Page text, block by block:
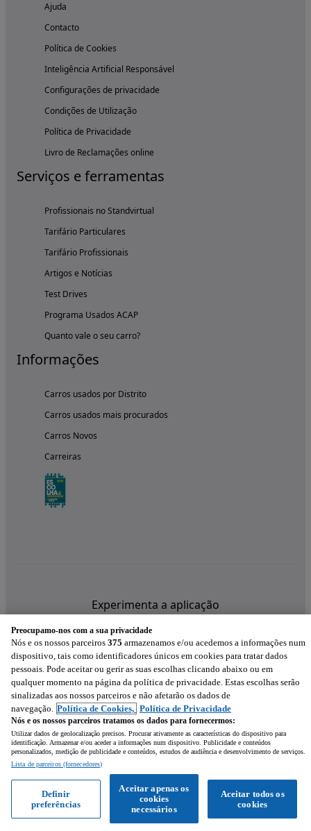
Ligar WhatsApp
Ajuda
Contacto
Política de Cookies
Inteligência Artificial Responsável
Configurações de privacidade
Condições de Utilização
Política de Privacidade
Livro de Reclamações online
Serviços e ferramentas
Profissionais no Standvirtual
Tarifário Particulares
Tarifário Profissionais
Artigos e Notícias
Test Drives
Programa Usados ACAP
Quanto vale o seu carro?
Informações
Carros usados por Distrito
Carros usados mais procurados
Carros Novos
Carreiras
Experimenta a aplicação
Preocupamo-nos com a sua privacidade
Nós e os nossos parceiros 375 armazenamos e/ou acedemos a informações num
dispositivo, tais como identificadores únicos em cookies para tratar dados
pessoais. Pode aceitar ou gerir as suas escolhas clicando abaixo ou em
qualquer momento na página da política de privacidade. Estas escolhas serão
sinalizadas aos nossos parceiros e não afetarão os dados de
navegação. Política de Cookies, Política de Privacidade
Nós e os nossos parceiros tratamos os dados para fornecermos:
Utilizar dados de geolocalização precisos. Procurar ativamente as características do dispositivo para
identificação. Armazenar e/ou aceder a informações num dispositivo. Publicidade e conteúdos
personalizados, medição de publicidade e conteúdos, estudos de audiência e desenvolvimento de serviços.
Lista de parceiros (fornecedores)
Aceitar todos os
cookies
Aceitar apenas os
cookies
necessários
Definir
preferências